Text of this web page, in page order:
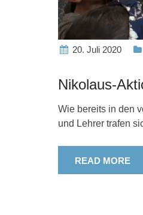
20. Juli 2020
Nikolaus-
Wie bereits in den
und Lehrer trafen
READ MORE